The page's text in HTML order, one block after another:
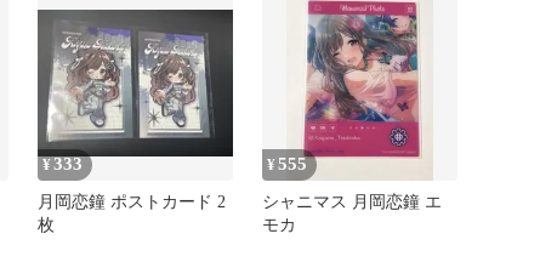
¥333
月岡恋鐘 ポストカード 2
枚
¥555
シャニマス 月岡恋鐘 エ
モカ